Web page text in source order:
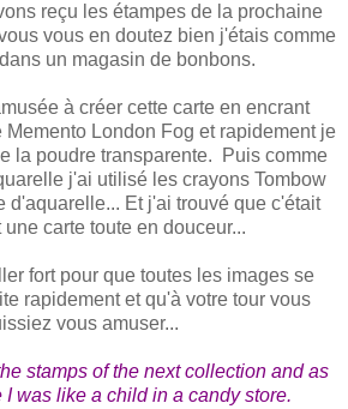
reçu les étampes de la prochaine
vous en doutez bien j'étais comme
un magasin de bonbons.
à créer cette carte en encrant
Memento London Fog et rapidement je
la poudre transparente. Puis comme
j'ai utilisé les crayons Tombow
d'aquarelle... Et j'ai trouvé que c'était
carte toute en douceur...
fort pour que toutes les images se
rapidement et qu'à votre tour vous
vous amuser...
stamps of the next collection and as
I was like a child in a candy store.